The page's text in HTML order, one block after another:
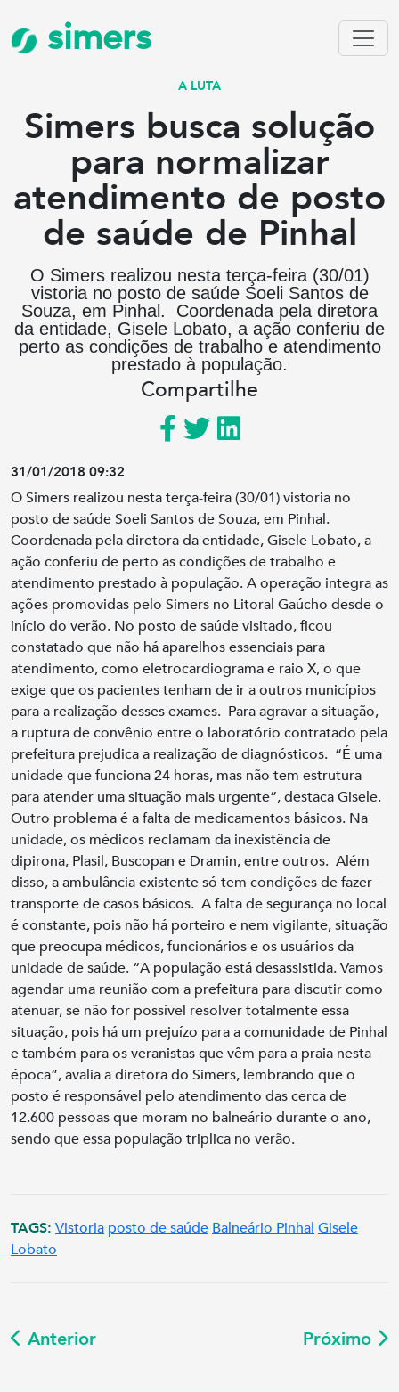
simers
A LUTA
Simers busca solução
para normalizar
atendimento de posto
de saúde de Pinhal
O Simers realizou nesta terça-feira (30/01)
vistoria no posto de saúde Soeli Santos de
Souza, em Pinhal. Coordenada pela diretora
da entidade, Gisele Lobato, a ação conferiu de
perto as condições de trabalho e atendimento
prestado à população.
Compartilhe
31/01/2018 09:32
O Simers realizou nesta terça-feira (30/01) vistoria no
posto de saúde Soeli Santos de Souza, em Pinhal.
Coordenada pela diretora da entidade, Gisele Lobato, a
ação conferiu de perto as condições de trabalho e
atendimento prestado à população. A operação integra as
ações promovidas pelo Simers no Litoral Gaúcho desde o
início do verão. No posto de saúde visitado, ficou
constatado que não há aparelhos essenciais para
atendimento, como eletrocardiograma e raio X, o que
exige que os pacientes tenham de ir a outros municípios
para a realização desses exames. Para agravar a situação,
a ruptura de convênio entre o laboratório contratado pela
prefeitura prejudica a realização de diagnósticos. “É uma
unidade que funciona 24 horas, mas não tem estrutura
para atender uma situação mais urgente”, destaca Gisele.
Outro problema é a falta de medicamentos básicos. Na
unidade, os médicos reclamam da inexistência de
dipirona, Plasil, Buscopan e Dramin, entre outros. Além
disso, a ambulância existente só tem condições de fazer
transporte de casos básicos. A falta de segurança no local
é constante, pois não há porteiro e nem vigilante, situação
que preocupa médicos, funcionários e os usuários da
unidade de saúde. “A população está desassistida. Vamos
agendar uma reunião com a prefeitura para discutir como
atenuar, se não for possível resolver totalmente essa
situação, pois há um prejuízo para a comunidade de Pinhal
e também para os veranistas que vêm para a praia nesta
época”, avalia a diretora do Simers, lembrando que o
posto é responsável pelo atendimento das cerca de
12.600 pessoas que moram no balneário durante o ano,
sendo que essa população triplica no verão.
TAGS: Vistoria posto de saúde Balneário Pinhal Gisele
Lobato
Anterior Próximo